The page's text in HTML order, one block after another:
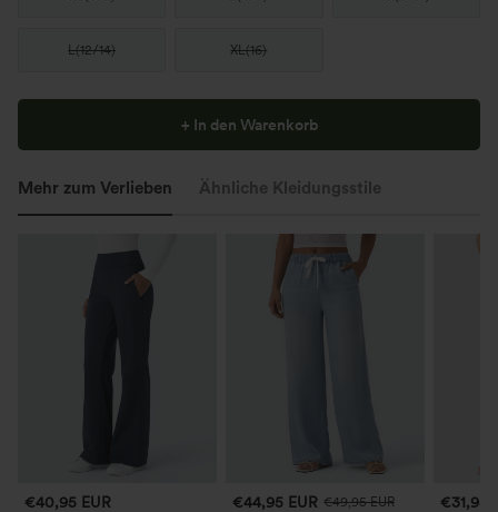
L(12/14) XL(16)
+ In den Warenkorb
Mehr zum Verlieben Ähnliche Kleidungsstile
€40,95 EUR €44,95 EUR €49,95 EUR
€31,95